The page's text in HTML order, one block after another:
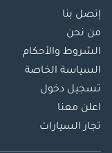
إتصل بنا
من نحن
الشروط والأحكام
السياسة الخاصة
تسجيل دخول
اعلن معنا
تجار السيارات